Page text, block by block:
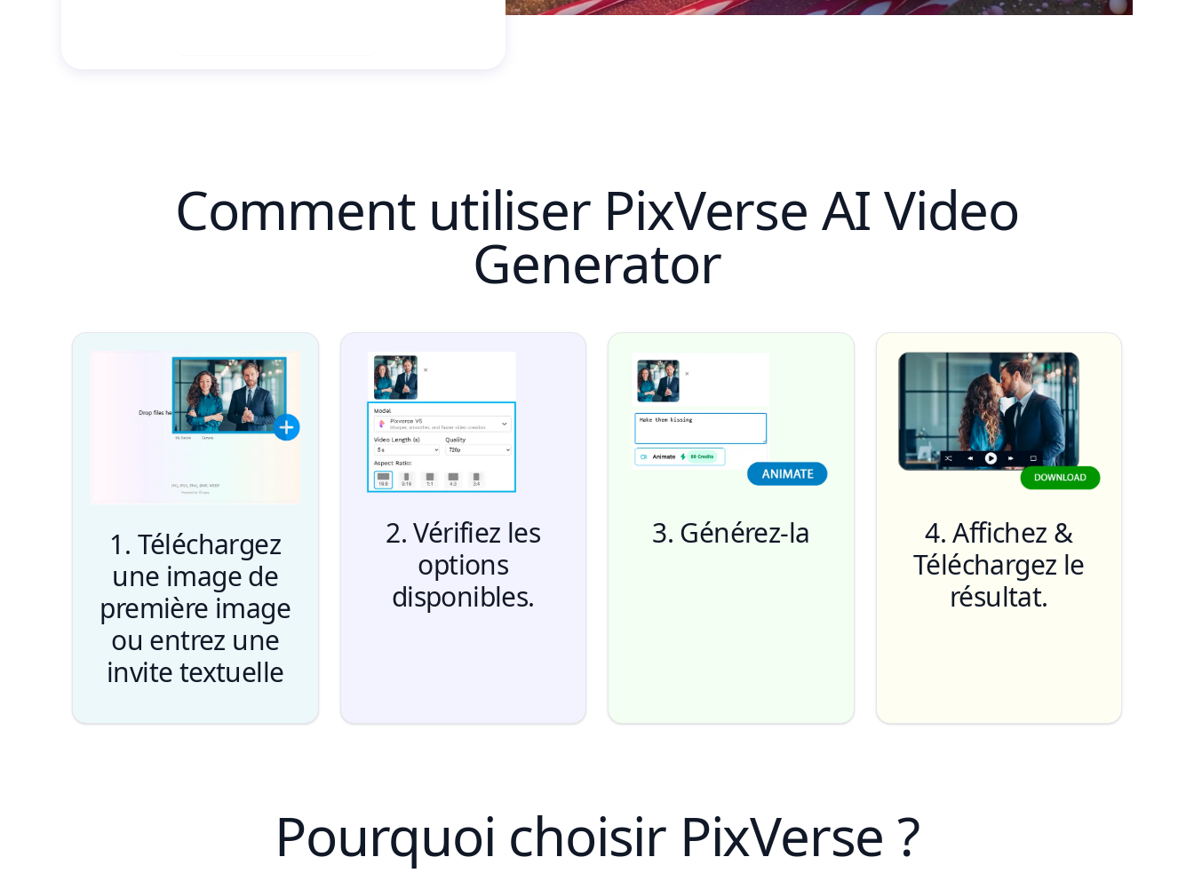
Comment utiliser PixVerse AI Video
Generator
1. Téléchargez
une image de
première image
ou entrez une
invite textuelle
2. Vérifiez les
options
disponibles.
3. Générez-la
4. Affichez &
Téléchargez le
résultat.
Pourquoi choisir PixVerse ?